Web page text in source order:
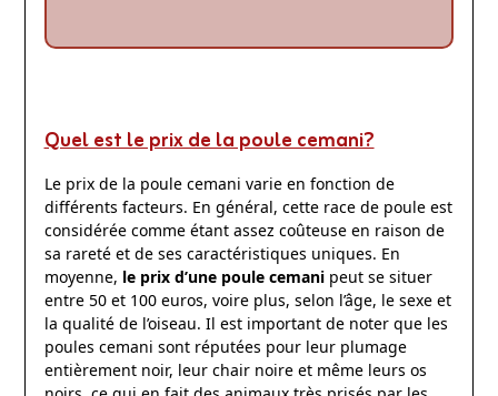
Quel est le prix de la poule cemani?
Le prix de la poule cemani varie en fonction de
différents facteurs. En général, cette race de poule est
considérée comme étant assez coûteuse en raison de
sa rareté et de ses caractéristiques uniques. En
moyenne, le prix d’une poule cemanipeut se situer
entre 50 et 100 euros, voire plus, selon l’âge, le sexe et
la qualité de l’oiseau. Il est important de noter que les
poules cemani sont réputées pour leur plumage
entièrement noir, leur chair noire et même leurs os